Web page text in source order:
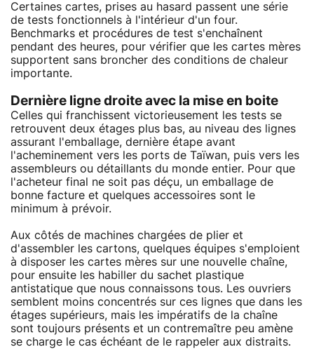
Certaines cartes, prises au hasard passent une série
de tests fonctionnels à l'intérieur d'un four.
Benchmarks et procédures de test s'enchaînent
pendant des heures, pour vérifier que les cartes mères
supportent sans broncher des conditions de chaleur
importante.
Dernière ligne droite avec la mise en boite
Celles qui franchissent victorieusement les tests se
retrouvent deux étages plus bas, au niveau des lignes
assurant l'emballage, dernière étape avant
l'acheminement vers les ports de Taïwan, puis vers les
assembleurs ou détaillants du monde entier. Pour que
l'acheteur final ne soit pas déçu, un emballage de
bonne facture et quelques accessoires sont le
minimum à prévoir.
Aux côtés de machines chargées de plier et
d'assembler les cartons, quelques équipes s'emploient
à disposer les cartes mères sur une nouvelle chaîne,
pour ensuite les habiller du sachet plastique
antistatique que nous connaissons tous. Les ouvriers
semblent moins concentrés sur ces lignes que dans les
étages supérieurs, mais les impératifs de la chaîne
sont toujours présents et un contremaître peu amène
se charge le cas échéant de le rappeler aux distraits.